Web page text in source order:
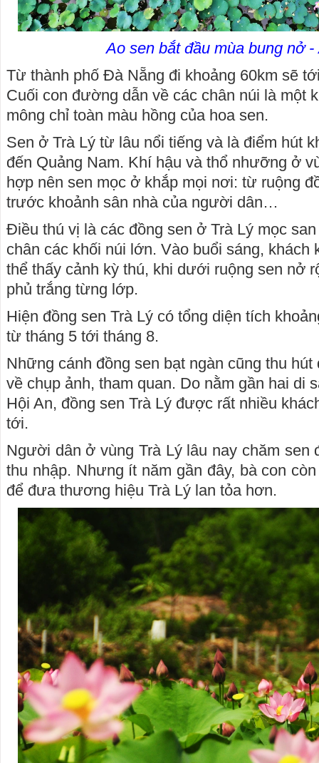
Ao sen bắt đầu mùa bung nở
Từ thành phố Đà Nẵng đi khoảng 60km sẽ
Cuối con đường dẫn về các chân núi là một
mông chỉ toàn màu hồng của hoa sen.
Sen ở Trà Lý từ lâu nổi tiếng và là điểm hút
đến Quảng Nam. Khí hậu và thổ nhưỡng ở
hợp nên sen mọc ở khắp mọi nơi: từ ruộng
trước khoảnh sân nhà của người dân…
Điều thú vị là các đồng sen ở Trà Lý mọc
chân các khối núi lớn. Vào buổi sáng, khách
thể thấy cảnh kỳ thú, khi dưới ruộng sen nở
phủ trắng từng lớp.
Hiện đồng sen Trà Lý có tổng diện tích
từ tháng 5 tới tháng 8.
Những cánh đồng sen bạt ngàn cũng thu
về chụp ảnh, tham quan. Do nằm gần hai di
Hội An, đồng sen Trà Lý được rất nhiều
tới.
Người dân ở vùng Trà Lý lâu nay chăm sen
thu nhập. Nhưng ít năm gần đây, bà con
để đưa thương hiệu Trà Lý lan tỏa hơn.